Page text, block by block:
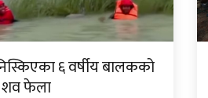
६ वर्षीय बालकको
शव फेला